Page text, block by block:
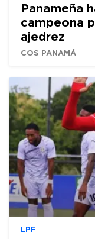
Panameña
campeona
ajedrez
COS PANAMÁ
LPF